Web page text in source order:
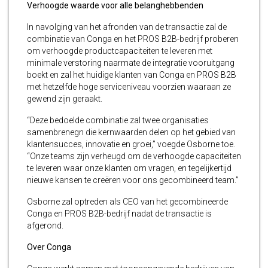
Verhoogde waarde voor alle belanghebbenden
In navolging van het afronden van de transactie zal de
combinatie van Conga en het PROS B2B-bedrijf proberen
om verhoogde productcapaciteiten te leveren met
minimale verstoring naarmate de integratie vooruitgang
boekt en zal het huidige klanten van Conga en PROS B2B
met hetzelfde hoge serviceniveau voorzien waaraan ze
gewend zijn geraakt.
“Deze bedoelde combinatie zal twee organisaties
samenbrenegn die kernwaarden delen op het gebied van
klantensucces, innovatie en groei,” voegde Osborne toe.
“Onze teams zijn verheugd om de verhoogde capaciteiten
te leveren waar onze klanten om vragen, en tegelijkertijd
nieuwe kansen te creëren voor ons gecombineerd team.”
Osborne zal optreden als CEO van het gecombineerde
Conga en PROS B2B-bedrijf nadat de transactie is
afgerond.
Over Conga